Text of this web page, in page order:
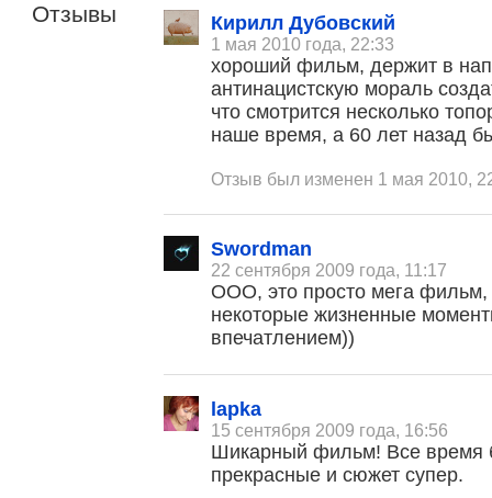
Отзывы Кирилл Дубовский
1 мая 2010 года, 22:33
хороший фильм, держит в
антинацистскую мораль
что смотрится несколько
наше время, а 60 лет назад
Отзыв был изменен 1 мая 2010,
Swordman
22 сентября 2009 года, 11:17
ООО, это просто мега фильм,
некоторые жизненные
впечатлением))
lapka
15 сентября 2009 года, 16:56
Шикарный фильм! Все время
прекрасные и сюжет супер.